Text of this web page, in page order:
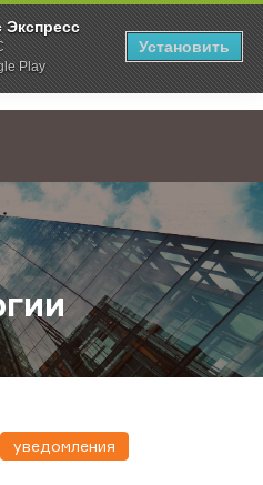
Экспресс
Play
Установить
Отключение электроэнергии
уведомления